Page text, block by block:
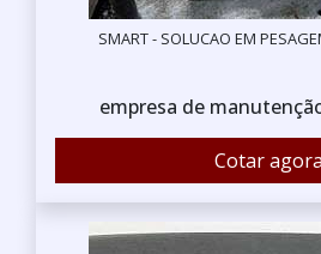
SMART - SOLUCAO EM
empresa de
Cotar agora